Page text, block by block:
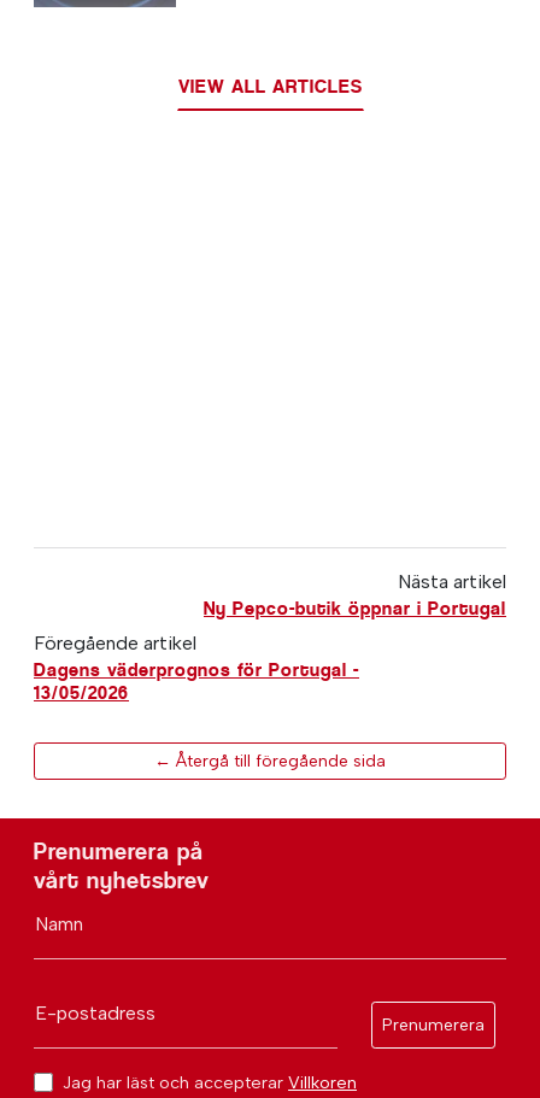
VIEW ALL ARTICLES
Nästa artikel
Ny Pepco-butik öppnar i Portugal
Föregående artikel
Dagens väderprognos för Portugal -
13/05/2026
← Återgå till föregående sida
Prenumerera på
vårt nyhetsbrev
Namn
E-postadress
Prenumerera
Jag har läst och accepterar Villkoren